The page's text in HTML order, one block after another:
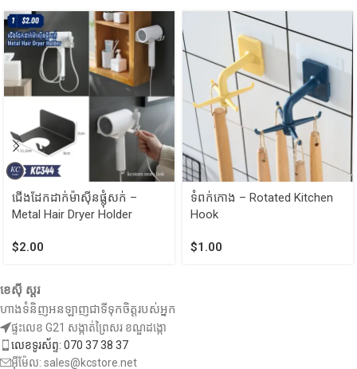
ជើងដែកដាក់ម៉ាស៊ីនផ្លុំសក់ –
Metal Hair Dryer Holder
$2.00
ទំពក់កោង – Rotated Kitchen
Hook
$1.00
ខេស៊ី ស្តរ
ហាងទំនិញអនឡាញជាទីទុកចិត្តរបស់អ្នក
ផ្ទះលេខ G21 សង្កាត់ព្រៃសរ ខណ្ឌដង្កោ
លេខទូរស័ព្ទ: 070 37 38 37
អ៊ីម៉ែល: sales@kcstore.net